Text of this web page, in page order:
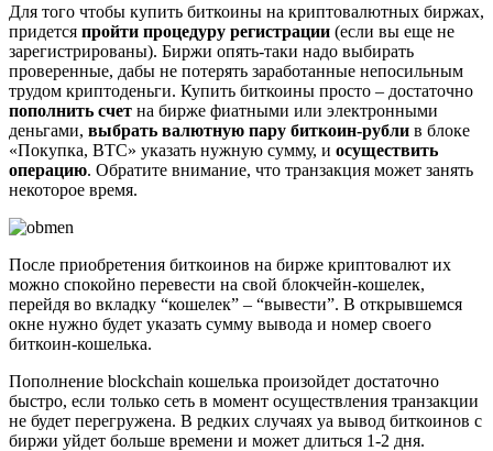
Для того чтобы купить биткоины на криптовалютных биржах,
придется пройти процедуру регистрации (если вы еще не
зарегистрированы). Биржи опять-таки надо выбирать
проверенные, дабы не потерять заработанные непосильным
трудом криптоденьги. Купить биткоины просто – достаточно
пополнить счет на бирже фиатными или электронными
деньгами, выбрать валютную пару биткоин-рубли в блоке
«Покупка, BTC» указать нужную сумму, и осуществить
операцию. Обратите внимание, что транзакция может занять
некоторое время.
После приобретения биткоинов на бирже криптовалют их
можно спокойно перевести на свой блокчейн-кошелек,
перейдя во вкладку “кошелек” – “вывести”. В открывшемся
окне нужно будет указать сумму вывода и номер своего
биткоин-кошелька.
Пополнение blockchain кошелька произойдет достаточно
быстро, если только сеть в момент осуществления транзакции
не будет перегружена. В редких случаях yа вывод биткоинов с
биржи уйдет больше времени и может длиться 1-2 дня.